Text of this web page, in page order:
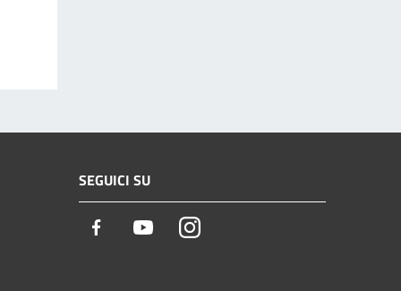
SEGUICI SU
Facebook YoutubeInstagram